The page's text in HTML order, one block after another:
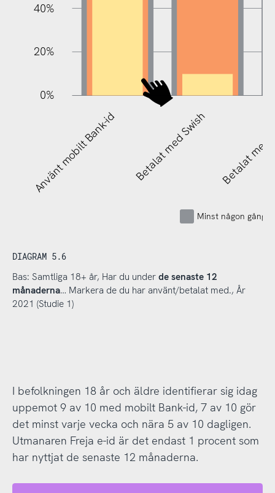
40%
20%
0%
Använt mobilt Bank-id Betalat med Swish Betalat
Minst någon gång
DIAGRAM 5.6
Bas: Samtliga 18+ år, Har du under de senaste 12
månaderna… Markera de du har använt/betalat med., År
2021 (Studie 1)
I befolkningen 18 år och äldre identifierar sig idag
uppemot 9 av 10 med mobilt Bank-id, 7 av 10 gör
det minst varje vecka och nära 5 av 10 dagligen.
Utmanaren Freja e-id är det endast 1 procent som
har nyttjat de senaste 12 månaderna.